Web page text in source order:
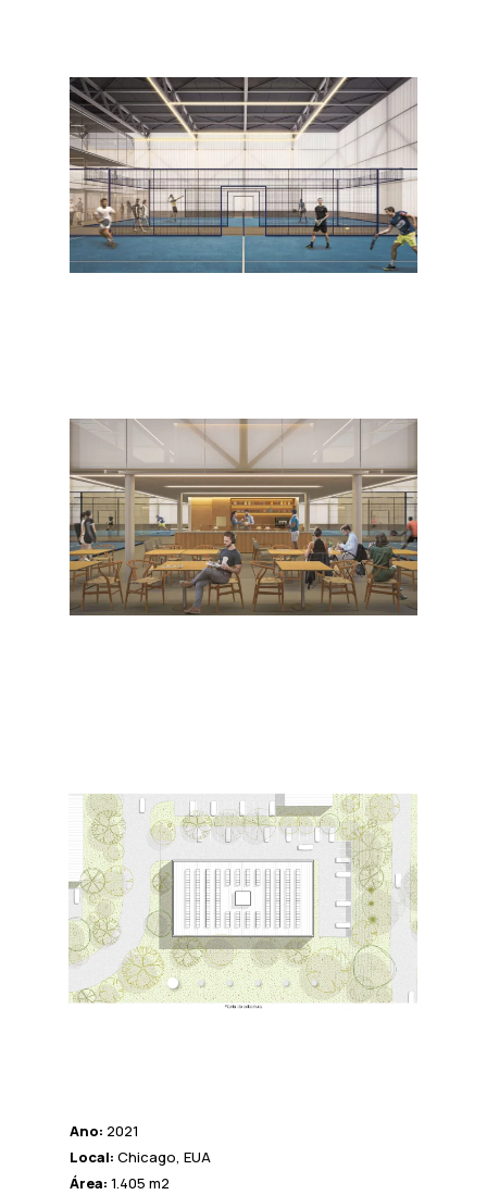
Ano: 2021
Local: Chicago, EUA
Área: 1.405 m2